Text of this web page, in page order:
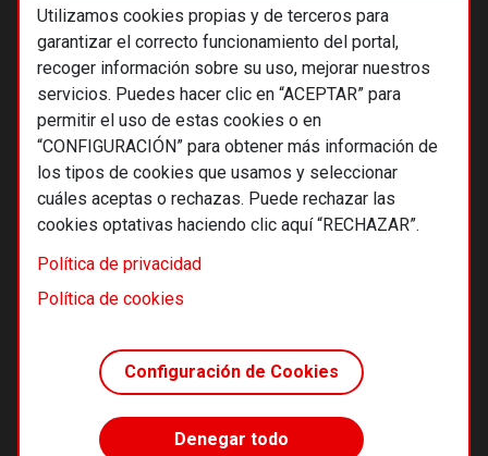
Utilizamos cookies propias y de terceros para
garantizar el correcto funcionamiento del portal,
recoger información sobre su uso, mejorar nuestros
servicios. Puedes hacer clic en “ACEPTAR” para
permitir el uso de estas cookies o en
“CONFIGURACIÓN” para obtener más información de
los tipos de cookies que usamos y seleccionar
cuáles aceptas o rechazas. Puede rechazar las
cookies optativas haciendo clic aquí “RECHAZAR”.
Política de privacidad
Política de cookies
Configuración de Cookies
Denegar todo
© 2026 Alternativas económicas SCCL
Footer
Términos y condiciones de uso
Política de cookies
Principios editoriales